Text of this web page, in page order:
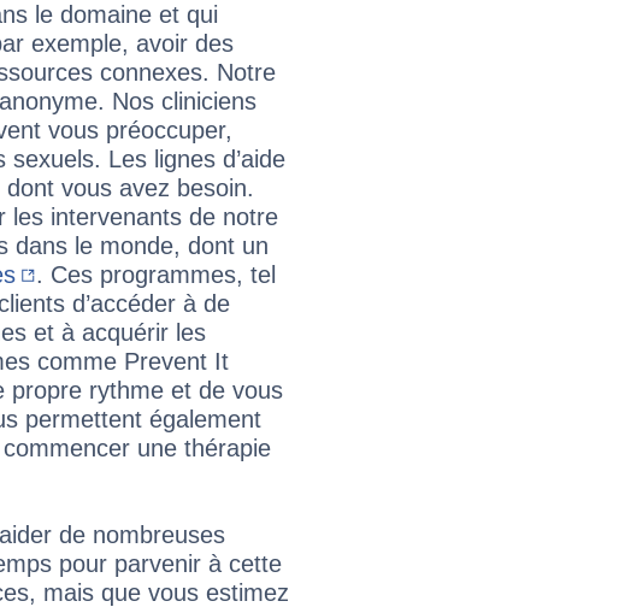
le domaine et qui
exemple, avoir des
connexes. Notre
Nos cliniciens
vous préoccuper,
Les lignes d’aide
vous avez besoin.
les intervenants de notre
dans le monde, dont un
. Ces programmes, tel
d’accéder à de
et à acquérir les
comme Prevent It
propre rythme et de vous
permettent également
une thérapie
de nombreuses
pour parvenir à cette
mais que vous estimez